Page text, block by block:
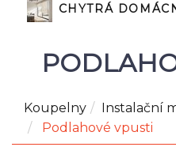
CHYTRÁ
Koupelny
Instalační
Podlahové vpusti